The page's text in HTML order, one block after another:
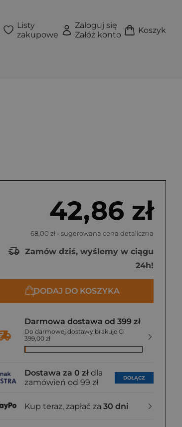
Listy
zakupowe
Zaloguj się
Załóż konto
Koszyk
42,86 zł
68,00 zł - sugerowana cena detaliczna
Zamów dziś, wyślemy w ciągu
24h!
DODAJ DO KOSZYKA
Darmowa dostawa od 399 zł
Do darmowej dostawy brakuje Ci
399,00 zł
Dostawa za 0 zł dla
zamówień od 99 zł
DOŁĄCZ
Kup teraz, zapłać za 30 dni